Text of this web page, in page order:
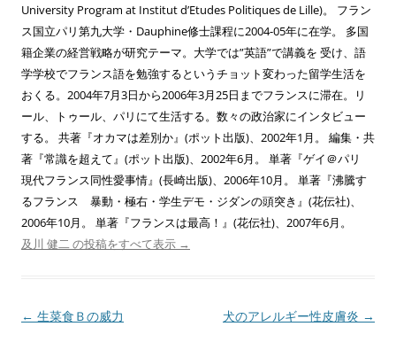
University Program at Institut d’Etudes Politiques de Lille)。 フラン
ス国立パリ第九大学・Dauphine修士課程に2004-05年に在学。 多国
籍企業の経営戦略が研究テーマ。大学では”英語”で講義を 受け、語
学学校でフランス語を勉強するというチョット変わった留学生活を
おくる。2004年7月3日から2006年3月25日までフランスに滞在。リ
ール、トゥール、パリにて生活する。数々の政治家にインタビュー
する。 共著『オカマは差別か』(ポット出版)、2002年1月。 編集・共
著『常識を超えて』(ポット出版)、2002年6月。 単著『ゲイ＠パリ
現代フランス同性愛事情』(長崎出版)、2006年10月。 単著『沸騰す
るフランス 暴動・極右・学生デモ・ジダンの頭突き』(花伝社)、
2006年10月。 単著『フランスは最高！』(花伝社)、2007年6月。
及川 健二 の投稿をすべて表示 →
投
← 生菜食Ｂの威力 犬のアレルギー性皮膚炎 →